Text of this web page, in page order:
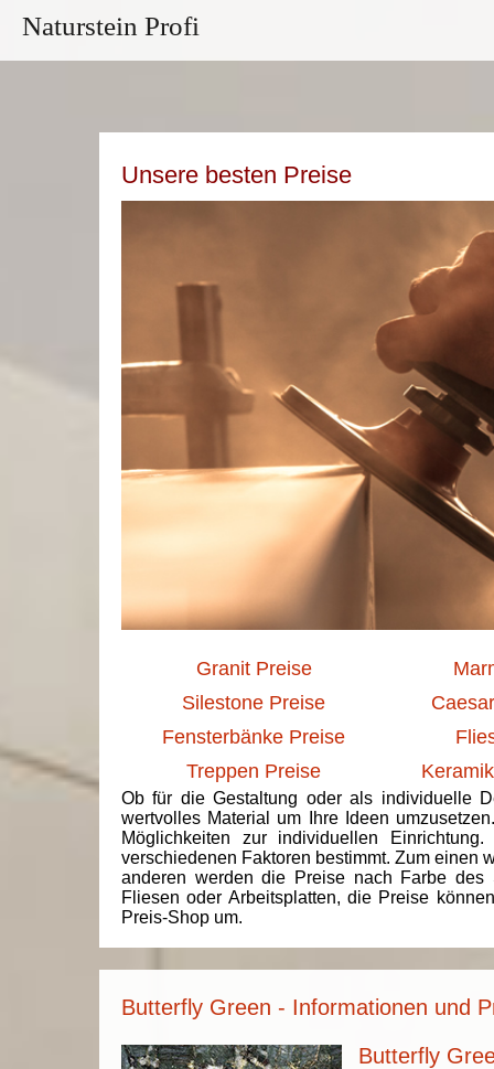
Naturstein Profi
Unsere besten Preise
Granit Preise
Silestone Preise
Fensterbänke Preise
Treppen Preise
Ob für die Gestaltung oder als individuelle
wertvolles Material um Ihre Ideen
Möglichkeiten zur individuellen
verschiedenen Faktoren bestimmt. Zum einen
anderen werden die Preise nach Farbe des
Fliesen oder Arbeitsplatten, die Preise
Preis-Shop um.
Butterfly Green - Informationen und
Butterfly